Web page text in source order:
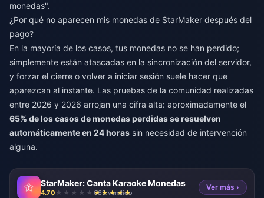
monedas".
¿Por qué no aparecen mis monedas de StarMaker después del
pago?
En la mayoría de los casos, tus monedas no se han perdido;
simplemente están atascadas en la sincronización del servidor,
y forzar el cierre o volver a iniciar sesión suele hacer que
aparezcan al instante. Las pruebas de la comunidad realizadas
entre 2026 y 2026 arrojan una cifra alta: aproximadamente el
65% de los casos de monedas perdidas se resuelven
automáticamente en 24 horas sin necesidad de intervención
alguna.
StarMaker: Canta Karaoke Monedas
4.70 669 vendido
Ver más ›